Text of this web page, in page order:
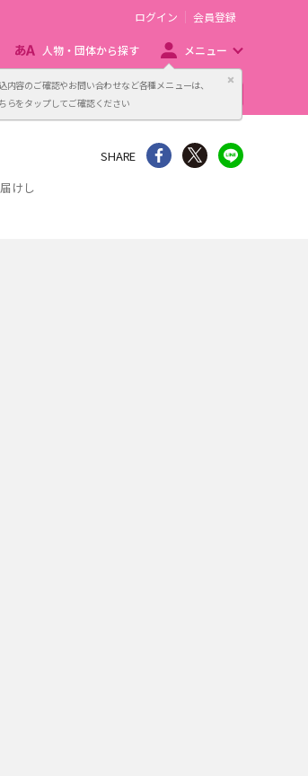
内容のご確認やお問い合わせなど各種メニューは、
らをタップしてご確認ください
閉じる
ログイン 会員登録
人物・団体から探す メニュー
主催者向け販売サービス
けし
SHARE シェア Twitter